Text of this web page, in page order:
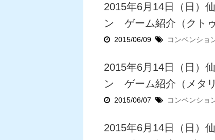
2015年6月14日（日）
ン ゲーム紹介（クト
2015/06/09 コンベンショ
2015年6月14日（日）
ン ゲーム紹介（メタ
2015/06/07 コンベンショ
2015年6月14日（日）